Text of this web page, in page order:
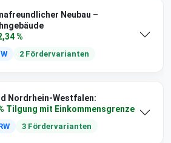
Neubau –
%
2 Fördervarianten
Nordrhein-Westfalen:
Tilgung mit Einkommensgrenze
3 Fördervarianten